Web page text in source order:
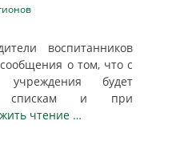
воспитанников
о том, что с
будет
спискам и при
чтение …